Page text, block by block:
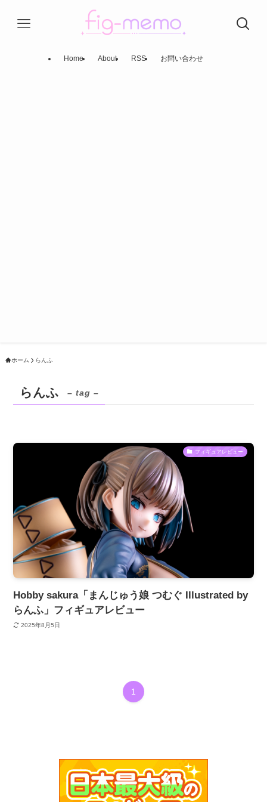
Home About RSS お問い合わせ
ホーム らんふ
らんふ – tag –
フィギュアレビュー
Hobby sakura「まんじゅう娘 つむぐ Illustrated by
らんふ」フィギュアレビュー
2025年8月5日
1